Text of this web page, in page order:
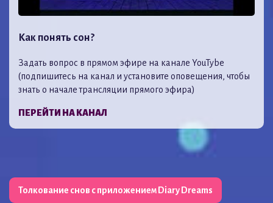
Как понять сон?
Задать вопрос в прямом эфире на канале YouTybe
(подпишитесь на канал и установите оповещения, чтобы
знать о начале трансляции прямого эфира)
ПЕРЕЙТИ НА КАНАЛ
Толкование снов с приложением Diary Dreams